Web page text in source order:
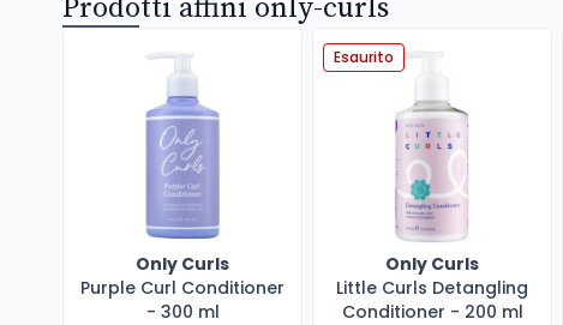
Prodotti affini only-curls
Only Curls
Purple Curl Conditioner
- 300 ml
Esaurito
Only Curls
Little Curls Detangling
Conditioner - 200 ml